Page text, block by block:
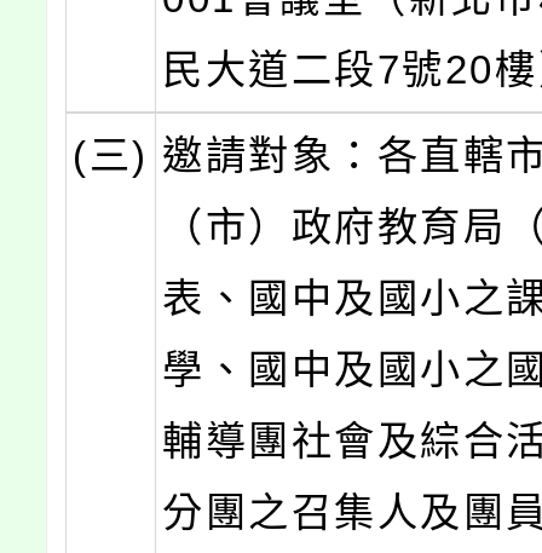
民大道二段7號20
(三) 邀請對象：各直轄
（市）政府教育局
表、國中及國小之
學、國中及國小之
輔導團社會及綜合
分團之召集人及團